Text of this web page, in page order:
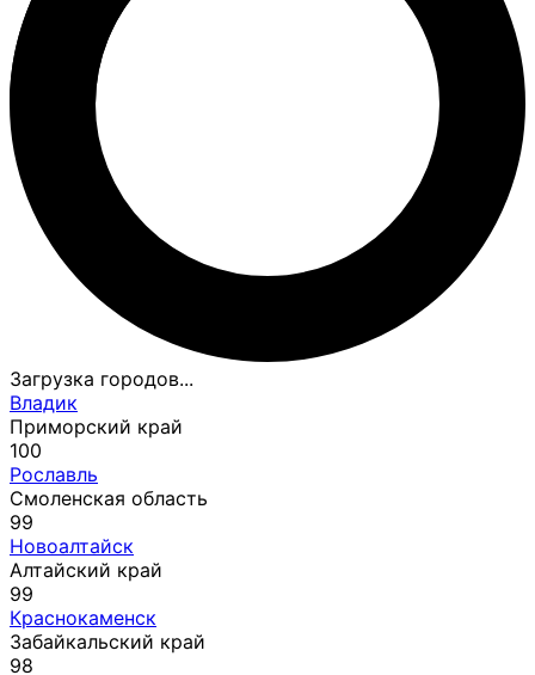
Загрузка городов...
Владик
Приморский край
100
Рославль
Смоленская область
99
Новоалтайск
Алтайский край
99
Краснокаменск
Забайкальский край
98